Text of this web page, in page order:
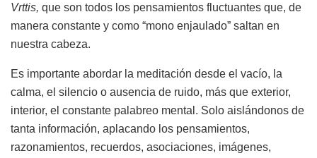
Vrttis, que son todos los pensamientos fluctuantes que, de
manera constante y como “mono enjaulado” saltan en
nuestra cabeza.
Es importante abordar la meditación desde el vacío, la
calma, el silencio o ausencia de ruido, más que exterior,
interior, el constante palabreo mental. Solo aislándonos de
tanta información, aplacando los pensamientos,
razonamientos, recuerdos, asociaciones, imágenes,